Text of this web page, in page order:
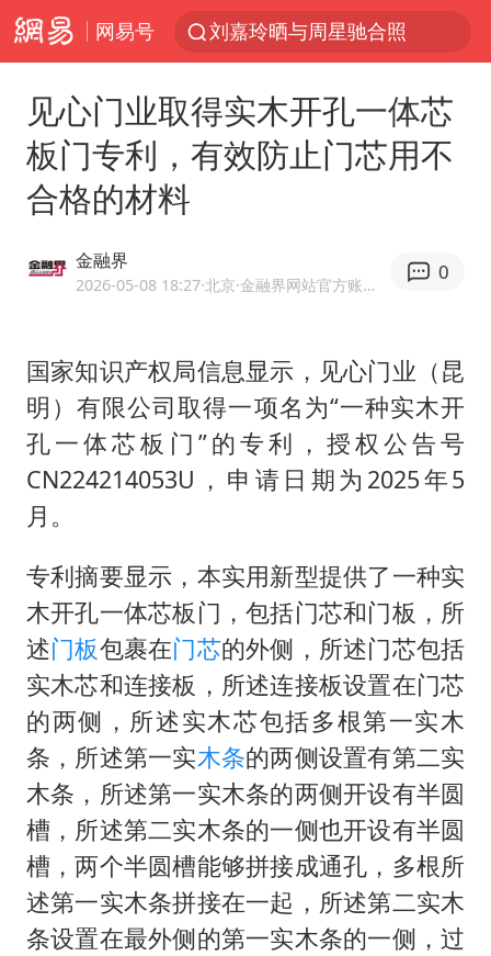
网易号
刘嘉玲晒与周星驰合照
上海有出现龙卷潜势
国足U17与阿森纳决赛取消 并列冠军
王艺迪无缘横滨赛决赛
王艺迪2-4不敌张本美和止步4强
以军士兵把枪口对准中国记者
上门女婿出轨女邻居多年被判重婚罪
韩军前线部队连曝丑闻
笔试第一被劝弃考涉事副校长被撤职
构建更高水平的全民健身公共服务体系
奋力开创中国式现代化建设新局面
见心门业取得实木开孔一体芯
板门专利，有效防止门芯用不
合格的材料
金融界
2026-05-08 18:27·北京 ·金融界网站官方账号 优质财经领域创作者
0
国家知识产权局信息显示，见心门业（昆
明）有限公司取得一项名为“一种实木开
孔一体芯板门”的专利，授权公告号
CN224214053U，申请日期为2025年5
月。
专利摘要显示，本实用新型提供了一种实
木开孔一体芯板门，包括门芯和门板，所
述门板包裹在门芯的外侧，所述门芯包括
实木芯和连接板，所述连接板设置在门芯
的两侧，所述实木芯包括多根第一实木
条，所述第一实木条的两侧设置有第二实
木条，所述第一实木条的两侧开设有半圆
槽，所述第二实木条的一侧也开设有半圆
槽，两个半圆槽能够拼接成通孔，多根所
述第一实木条拼接在一起，所述第二实木
条设置在最外侧的第一实木条的一侧，过